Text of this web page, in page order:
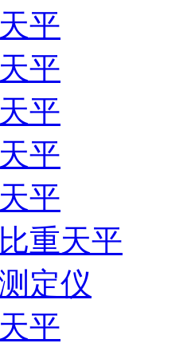
平
平
平
平
平
重天平
定仪
平